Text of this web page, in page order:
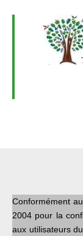
Conformément
2004 pour la
aux utilisateurs